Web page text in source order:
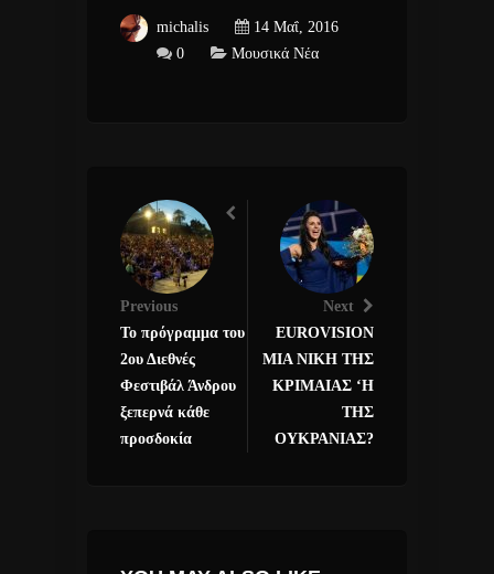
michalis
14 Μαΐ, 2016
0
Μουσικά Νέα
Previous
Το πρόγραμμα του
2ου Διεθνές
Φεστιβάλ Άνδρου
ξεπερνά κάθε
προσδοκία
Next
EUROVISION
ΜΙΑ ΝΙΚΗ ΤΗΣ
ΚΡΙΜΑΙΑΣ ‘Η
ΤΗΣ
ΟΥΚΡΑΝΙΑΣ?